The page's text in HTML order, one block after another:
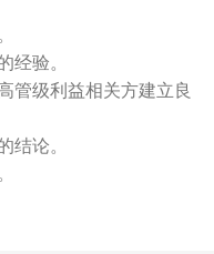
经验。
管级利益相关方建立良
结论。